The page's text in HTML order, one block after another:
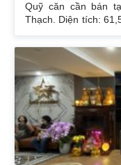
Quỹ căn cần bán
Thạch. Diện tích:
Giá: 3 tỷ. Diện tích:
ban công: Đông
3 tỷ 250. Diện tích:
ban công: Tây tứ
tỷ.